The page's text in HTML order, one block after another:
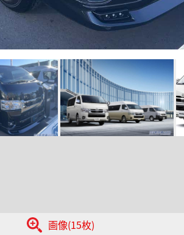
画像(15枚)